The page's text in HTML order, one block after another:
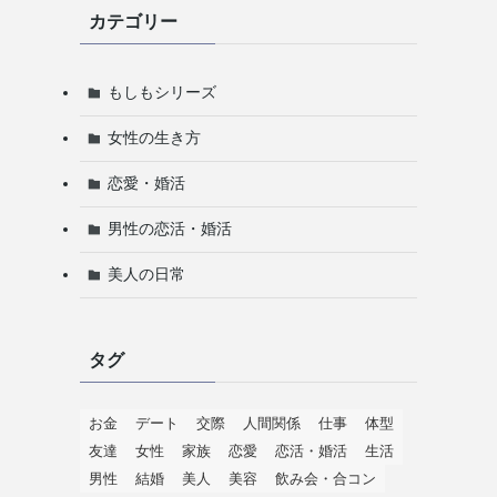
カテゴリー
もしもシリーズ
女性の生き方
恋愛・婚活
男性の恋活・婚活
美人の日常
タグ
お金 デート 交際 人間関係 仕事
体型
友達
女性 家族 恋愛 恋活・婚活
生活
男性
結婚 美人 美容 飲み会・合コン